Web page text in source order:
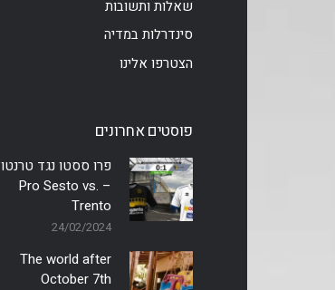
שאלות ותשובות
סינדרלות במדיה
הצטרפו אלינו
פוסטים אחרונים
פרו ססטו נגד טרנטו
– Pro Sesto vs.
Trento
24/02/2024
The world after
October 7th